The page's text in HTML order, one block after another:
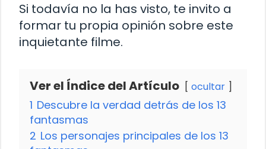
Si todavía no la has visto, te invito a
formar tu propia opinión sobre este
inquietante filme.
Ver el Índice del Artículo ocultar
1 Descubre la verdad detrás de los 13
fantasmas
2 Los personajes principales de los 13